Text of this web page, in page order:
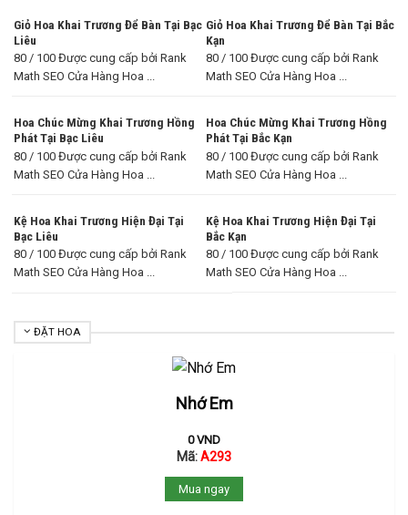
Giỏ Hoa Khai Trương Để Bàn Tại Bạc
Liêu
80 / 100 Được cung cấp bởi Rank
Math SEO Cửa Hàng Hoa ...
Giỏ Hoa Khai Trương Để Bàn Tại Bắc
Kạn
80 / 100 Được cung cấp bởi Rank
Math SEO Cửa Hàng Hoa ...
Hoa Chúc Mừng Khai Trương Hồng
Phát Tại Bạc Liêu
80 / 100 Được cung cấp bởi Rank
Math SEO Cửa Hàng Hoa ...
Hoa Chúc Mừng Khai Trương Hồng
Phát Tại Bắc Kạn
80 / 100 Được cung cấp bởi Rank
Math SEO Cửa Hàng Hoa ...
Kệ Hoa Khai Trương Hiện Đại Tại
Bạc Liêu
80 / 100 Được cung cấp bởi Rank
Math SEO Cửa Hàng Hoa ...
Kệ Hoa Khai Trương Hiện Đại Tại
Bắc Kạn
80 / 100 Được cung cấp bởi Rank
Math SEO Cửa Hàng Hoa ...
ĐẶT HOA
Nhớ Em
0VND
Mã:A293
Mua ngay